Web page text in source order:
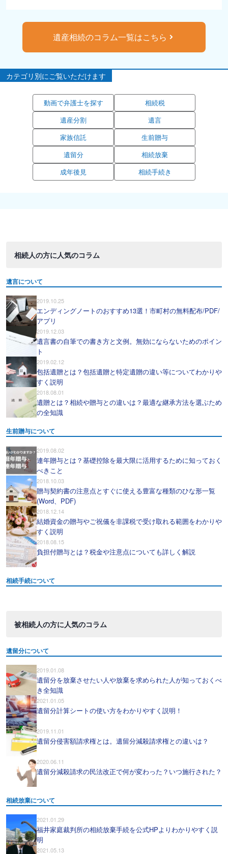
遺産相続のコラム一覧はこちら
カテゴリ別にご覧いただけます
動画で弁護士を探す
相続税
遺産分割
遺言
家族信託
生前贈与
遺留分
相続放棄
成年後見
相続手続き
相続人の方に人気のコラム
遺言について
2019.10.25
エンディングノートのおすすめ13選！市町村の無料配布/PDF/
アプリ
2019.12.03
遺言書の自筆での書き方と文例。無効にならないためのポイン
ト
2019.02.12
包括遺贈とは？包括遺贈と特定遺贈の違い等についてわかりや
すく説明
2018.08.01
遺贈とは？相続や贈与との違いは？最適な継承方法を選ぶため
の全知識
生前贈与について
2019.08.02
連年贈与とは？基礎控除を最大限に活用するために知っておく
べきこと
2018.10.03
贈与契約書の注意点とすぐに使える豊富な種類のひな形一覧
(Word、PDF)
2018.12.14
結婚資金の贈与やご祝儀を非課税で受け取れる範囲をわかりや
すく説明
2018.08.15
負担付贈与とは？税金や注意点についても詳しく解説
相続手続について
被相続人の方に人気のコラム
遺留分について
2019.01.08
遺留分を放棄させたい人や放棄を求められた人が知っておくべ
き全知識
2021.01.05
遺留分計算シートの使い方をわかりやすく説明！
2019.11.01
遺留分侵害額請求権とは。遺留分減殺請求権との違いは？
2020.06.11
遺留分減殺請求の民法改正で何が変わった？いつ施行された？
相続放棄について
2021.01.29
福井家庭裁判所の相続放棄手続を公式HPよりわかりやすく説
明
2021.05.13